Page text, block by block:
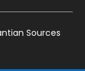
Sources